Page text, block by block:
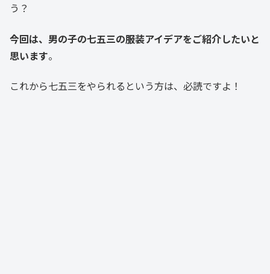
う？
今回は、男の子の七五三の服装アイデアをご紹介したいと
思います。
これから七五三をやられるという方は、必読ですよ！